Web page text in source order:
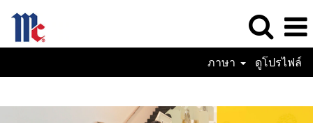
ภาษา ดูโปรไฟล์